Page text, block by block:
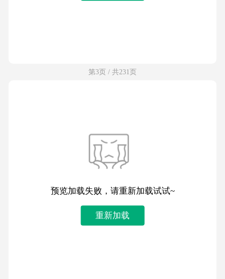
第3页 / 共231页
预览加载失败，请重新加载试试~
重新加载